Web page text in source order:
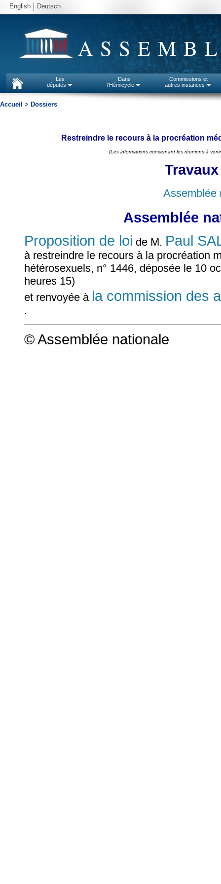
English Deutsch
Les
députés
Dans
l'Hémicycle
Commissions et
autres instances
Accueil > Dossiers
Restreindre le recours à la procréation
(Les informations concernant les réunions à
Assemblée
Assemblée
Proposition de loi de M. Paul
à restreindre le recours à la procréation
hétérosexuels, n° 1446, déposée le 10
heures 15)
et renvoyée à la commission des
.
© Assemblée nationale